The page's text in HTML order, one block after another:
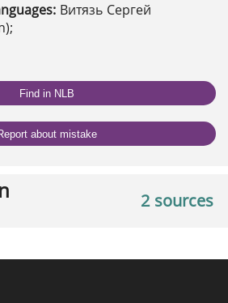
Витязь Сергей
Find in NLB
about mistake
2 sources